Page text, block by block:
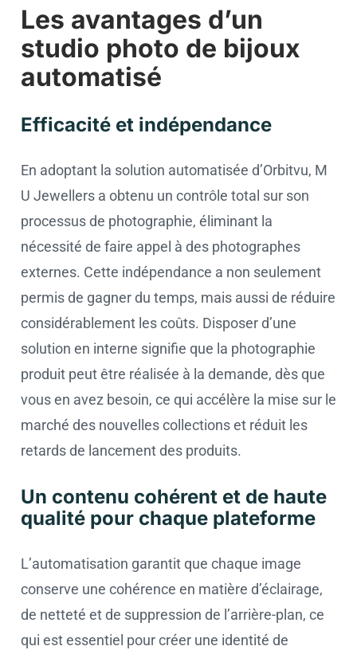
Les avantages d’un
studio photo de bijoux
automatisé
Efficacité et indépendance
En adoptant la solution automatisée d’Orbitvu, M
U Jewellers a obtenu un contrôle total sur son
processus de photographie, éliminant la
nécessité de faire appel à des photographes
externes. Cette indépendance a non seulement
permis de gagner du temps, mais aussi de réduire
considérablement les coûts. Disposer d’une
solution en interne signifie que la photographie
produit peut être réalisée à la demande, dès que
vous en avez besoin, ce qui accélère la mise sur le
marché des nouvelles collections et réduit les
retards de lancement des produits.
Un contenu cohérent et de haute
qualité pour chaque plateforme
L’automatisation garantit que chaque image
conserve une cohérence en matière d’éclairage,
de netteté et de suppression de l’arrière-plan, ce
qui est essentiel pour créer une identité de